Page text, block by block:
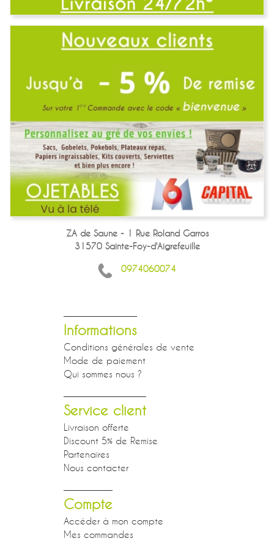
ZA de Saune - 1 Rue Roland Garros
31570 Sainte-Foy-d'Aigrefeuille
0974060074
Informations
Conditions générales de vente
Mode de paiement
Qui sommes nous ?
Service client
Livraison offerte
Discount 5% de Remise
Partenaires
Nous contacter
Compte
Accéder à mon compte
Mes commandes